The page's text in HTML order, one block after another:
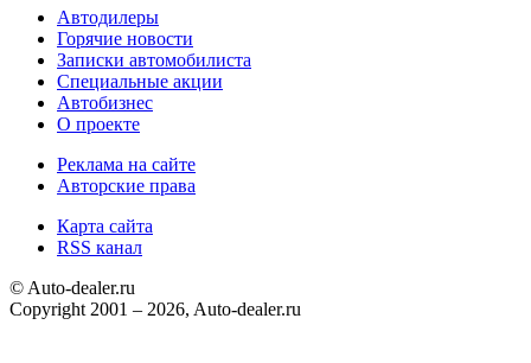
Автодилеры
Горячие новости
Записки автомобилиста
Специальные акции
Автобизнес
О проекте
Реклама на сайте
Авторские права
Карта сайта
RSS канал
© Auto-dealer.ru
Copyright 2001 – 2026, Auto-dealer.ru